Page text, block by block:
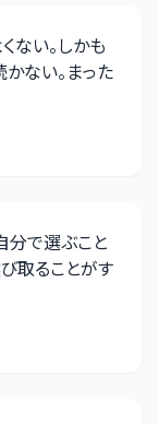
ない。しかも
ない。まった
分で選ぶこと
取ることがす